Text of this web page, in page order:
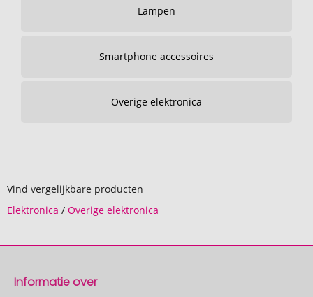
Lampen
Smartphone accessoires
Overige elektronica
Vind vergelijkbare producten
Elektronica / Overige elektronica
Informatie over